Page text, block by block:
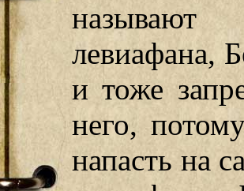
левиафана,
и тоже
него,
напасть на